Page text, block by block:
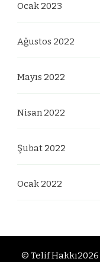
Ocak 2023
Ağustos 2022
Mayıs 2022
Nisan 2022
Şubat 2022
Ocak 2022
© Telif Hakkı2026